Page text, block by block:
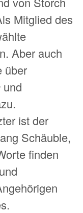
Mitglied des
Aber auch
über
und
ist der
Schäuble,
finden